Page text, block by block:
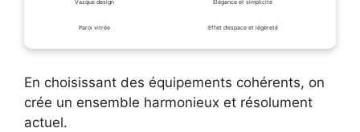
Vasque design Élégance et simplicité
Paroi vitrée Effet d’espace et légèreté
En choisissant des équipements cohérents, on
crée un ensemble harmonieux et résolument
actuel.